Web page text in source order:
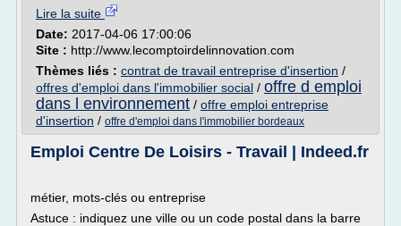
Lire la suite
Date: 2017-04-06 17:00:06
Site : http://www.lecomptoirdelinnovation.com
Thèmes liés : contrat de travail entreprise d'insertion /
offres d'emploi dans l'immobilier social / offre d emploi
dans l environnement / offre emploi entreprise
d'insertion / offre d'emploi dans l'immobilier bordeaux
Emploi Centre De Loisirs - Travail | Indeed.fr
métier, mots-clés ou entreprise
Astuce : indiquez une ville ou un code postal dans la barre